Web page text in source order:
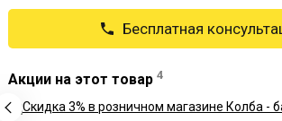
Бесплатная
Акции на этот товар 4